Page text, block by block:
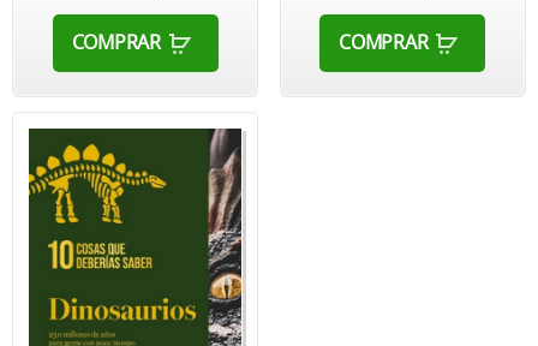
COMPRAR COMPRAR